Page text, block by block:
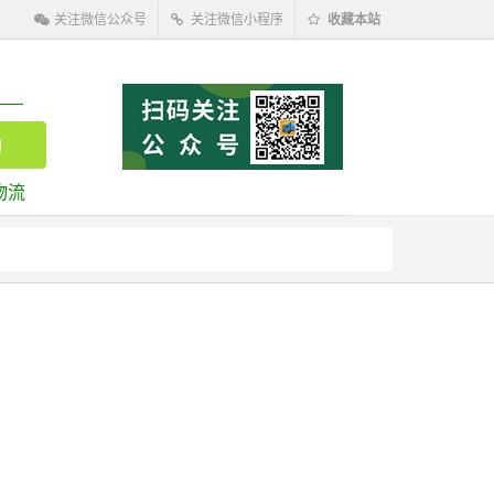
关注微信公众号 关注微信小程序 收藏本站
流